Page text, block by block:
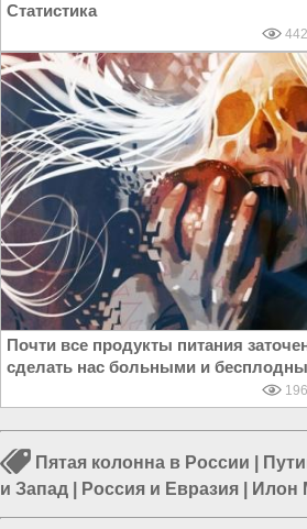
Статистика
Почти все продукты питания
сделать нас больными и
Пятая колонна в России
и Запад
Россия и Евразия Илон
Лукашенко|Моргенштерн